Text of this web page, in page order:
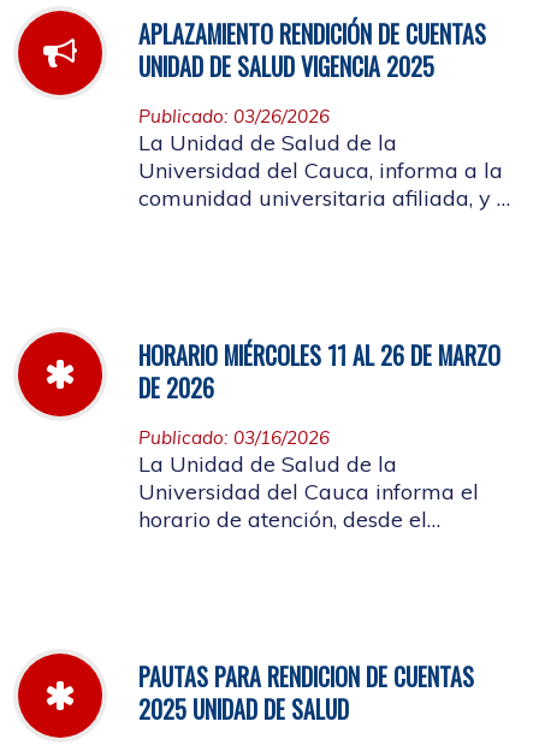
APLAZAMIENTO RENDICIÓN DE CUENTAS
UNIDAD DE SALUD VIGENCIA 2025
Publicado: 03/26/2026
La Unidad de Salud de la
Universidad del Cauca, informa a la
comunidad universitaria afiliada, y a
HORARIO MIÉRCOLES 11 AL 26 DE MARZO
DE 2026
Publicado: 03/16/2026
La Unidad de Salud de la
Universidad del Cauca informa el
horario de atención, desde el
PAUTAS PARA RENDICION DE CUENTAS
2025 UNIDAD DE SALUD